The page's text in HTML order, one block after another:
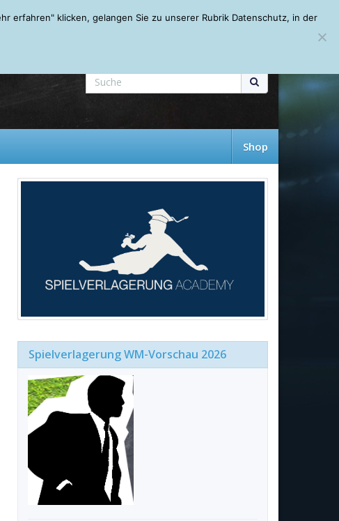
Mein Account About Autoren Leseempfehlungen FAQ
Shop
Spielverlagerung WM-Vorschau 2026
erfahren" klicken, gelangen Sie zu unserer Rubrik Datenschutz, in der